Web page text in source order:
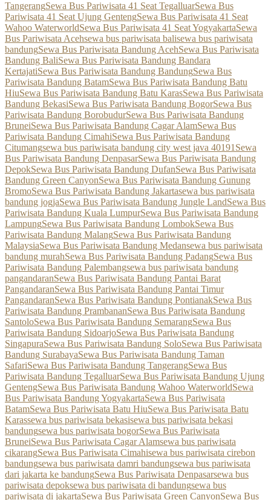
TangerangSewa Bus Pariwisata 41 Seat TegalluarSewa Bus
Pariwisata 41 Seat Ujung GentengSewa Bus Pariwisata 41 Seat
Wahoo WaterworldSewa Bus Pariwisata 41 Seat YogyakartaSewa
Bus Pariwisata Acehsewa bus pariwisata balisewa bus pariwisata
bandungSewa Bus Pariwisata Bandung AcehSewa Bus Pariwisata
Bandung BaliSewa Bus Pariwisata Bandung Bandara
KertajatiSewa Bus Pariwisata Bandung BandungSewa Bus
Pariwisata Bandung BatamSewa Bus Pariwisata Bandung Batu
HiuSewa Bus Pariwisata Bandung Batu KarasSewa Bus Pariwisata
Bandung BekasiSewa Bus Pariwisata Bandung BogorSewa Bus
Pariwisata Bandung BorobudurSewa Bus Pariwisata Bandung
BruneiSewa Bus Pariwisata Bandung Cagar AlamSewa Bus
Pariwisata Bandung CimahiSewa Bus Pariwisata Bandung
Citumangsewa bus pariwisata bandung city west java 40191Sewa
Bus Pariwisata Bandung DenpasarSewa Bus Pariwisata Bandung
DepokSewa Bus Pariwisata Bandung DufanSewa Bus Pariwisata
Bandung Green CanyonSewa Bus Pariwisata Bandung Gunung
BromoSewa Bus Pariwisata Bandung Jakartasewa bus pariwisata
bandung jogjaSewa Bus Pariwisata Bandung Jungle LandSewa Bus
Pariwisata Bandung Kuala LumpurSewa Bus Pariwisata Bandung
LampungSewa Bus Pariwisata Bandung LombokSewa Bus
Pariwisata Bandung MalangSewa Bus Pariwisata Bandung
MalaysiaSewa Bus Pariwisata Bandung Medansewa bus pariwisata
bandung murahSewa Bus Pariwisata Bandung PadangSewa Bus
Pariwisata Bandung Palembangsewa bus pariwisata bandung
pangandaranSewa Bus Pariwisata Bandung Pantai Barat
PangandaranSewa Bus Pariwisata Bandung Pantai Timur
PangandaranSewa Bus Pariwisata Bandung PontianakSewa Bus
Pariwisata Bandung PrambananSewa Bus Pariwisata Bandung
SantoloSewa Bus Pariwisata Bandung SemarangSewa Bus
Pariwisata Bandung SidoarjoSewa Bus Pariwisata Bandung
SingapuraSewa Bus Pariwisata Bandung SoloSewa Bus Pariwisata
Bandung SurabayaSewa Bus Pariwisata Bandung Taman
SafariSewa Bus Pariwisata Bandung TangerangSewa Bus
Pariwisata Bandung TegalluarSewa Bus Pariwisata Bandung Ujung
GentengSewa Bus Pariwisata Bandung Wahoo WaterworldSewa
Bus Pariwisata Bandung YogyakartaSewa Bus Pariwisata
BatamSewa Bus Pariwisata Batu HiuSewa Bus Pariwisata Batu
Karassewa bus pariwisata bekasisewa bus pariwisata bekasi
bandungsewa bus pariwisata bogorSewa Bus Pariwisata
BruneiSewa Bus Pariwisata Cagar Alamsewa bus pariwisata
cikarangSewa Bus Pariwisata Cimahisewa bus pariwisata cirebon
bandungsewa bus pariwisata damri bandungsewa bus pariwisata
dari jakarta ke bandungSewa Bus Pariwisata Denpasarsewa bus
pariwisata depoksewa bus pariwisata di bandungsewa bus
pariwisata di jakartaSewa Bus Pariwisata Green CanyonSewa Bus